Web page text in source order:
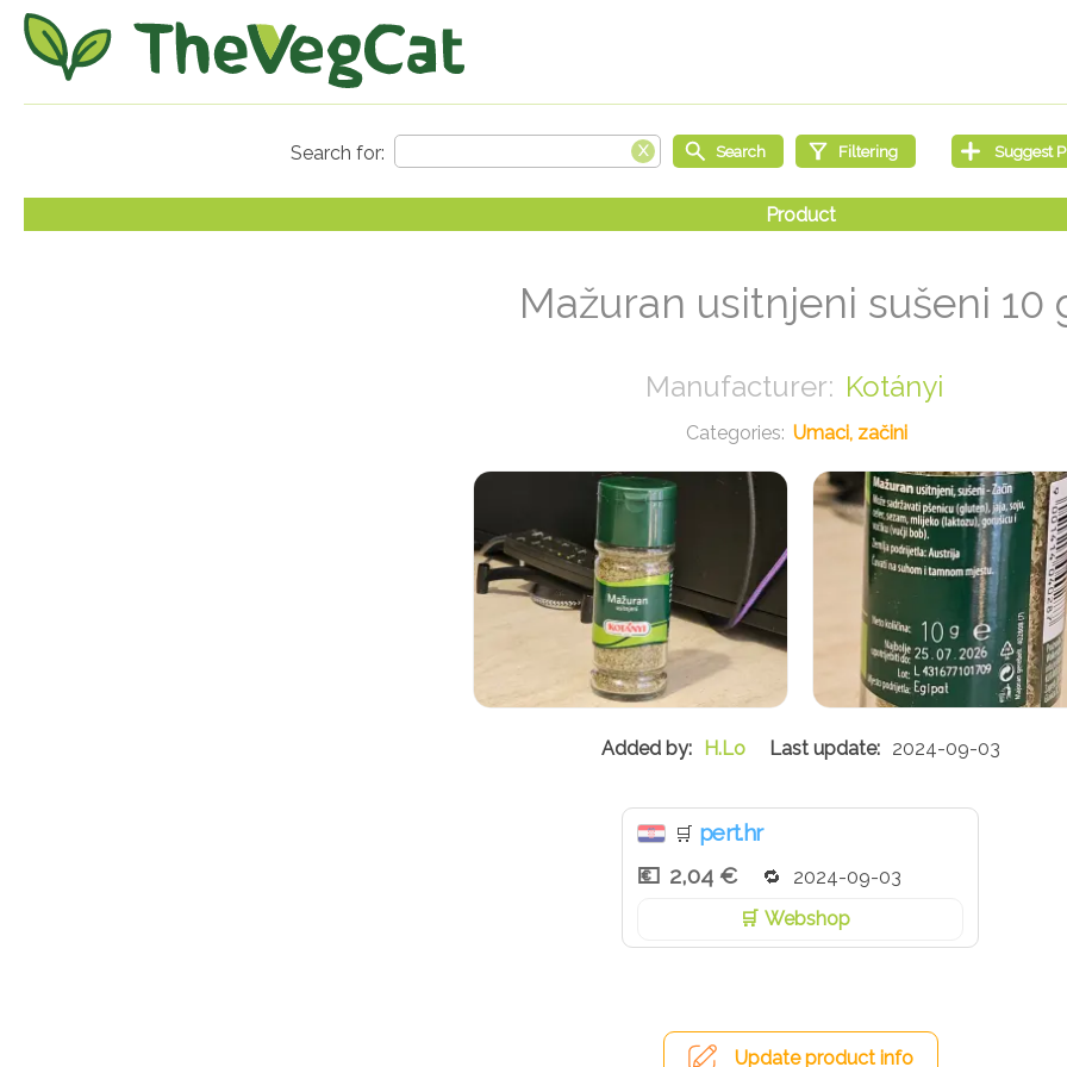
Mažuran usitnjeni sušeni 10
Kotányi
Umaci, začini
H.Lo 2024-09-03
🛒 pert.hr
2,04 €
2024-09-03
Webshop
Update product info